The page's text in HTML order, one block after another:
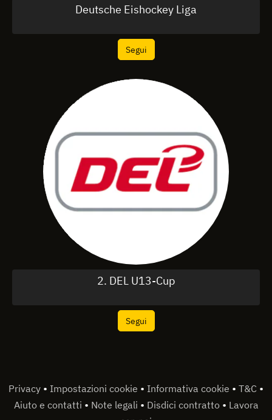
Deutsche Eishockey Liga
Segui
2. DEL U13-Cup
Segui
Privacy • Impostazioni cookie • Informativa cookie • T&C •
Aiuto e contatti • Note legali • Disdici contratto • Lavora